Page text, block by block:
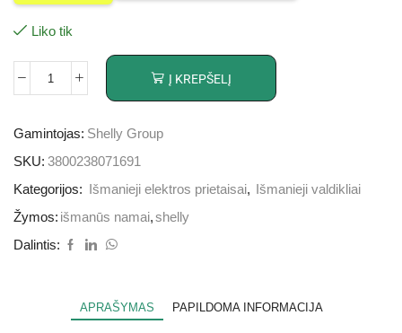
Liko tik
Į KREPŠELĮ
Gamintojas: Shelly Group
SKU: 3800238071691
Kategorijos:
Išmanieji elektros prietaisai,
Išmanieji valdikliai
Žymos: išmanūs namai,shelly
Dalintis:
APRAŠYMAS PAPILDOMA INFORMACIJA